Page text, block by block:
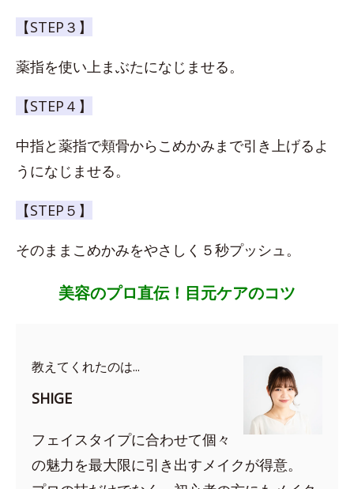
【STEP３】
薬指を使い上まぶたになじませる。
【STEP４】
中指と薬指で頬骨からこめかみまで引き上げるよ
うになじませる。
【STEP５】
そのままこめかみをやさしく５秒プッシュ。
美容のプロ直伝！目元ケアのコツ
教えてくれたのは...
SHIGE
フェイスタイプに合わせて個々
の魅力を最大限に引き出すメイクが得意。